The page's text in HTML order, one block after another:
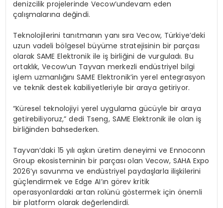
denizcilik projelerinde Vecow’undevam eden
çalışmalarına değindi.
Teknolojilerini tanıtmanın yanı sıraVecow, Türkiye’deki
uzun vadeli bölgesel büyüme stratejisinin bir parçası
olarak SAME Elektronik ile iş birliğini de vurguladı. Bu
ortaklık,Vecow’un Tayvan merkezli endüstriyel bilgi
işlem uzmanlığını SAME Elektronik’in yerel entegrasyon
ve teknik destek kabiliyetleriyle bir araya getiriyor.
“Küresel teknolojiyi yerel uygulama gücüyle bir araya
getirebiliyoruz,” dedi Tseng, SAME Elektronik ile olan iş
birliğinden bahsederken.
Tayvan’daki 15 yılı aşkın üretim deneyimi veEnnoconn
Group ekosisteminin bir parçası olan Vecow, SAHA Expo
2026’yı savunma ve endüstriyel paydaşlarla ilişkilerini
güçlendirmek ve Edge AI’ın görev kritik
operasyonlardaki artan rolünü göstermek için önemli
bir platform olarak değerlendirdi.